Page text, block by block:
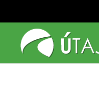
Fő tartalom átugrása